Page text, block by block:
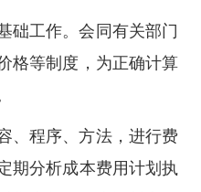
础工作。会同有关部门
格等制度，为正确计算
、程序、方法，进行费
期分析成本费用计划执